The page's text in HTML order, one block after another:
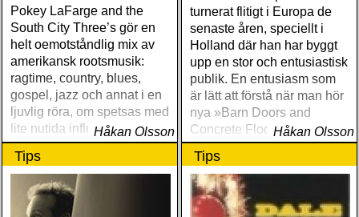
Pokey LaFarge and the
South City Three’s gör en
helt oemotståndlig mix av
amerikansk rootsmusik:
ragtime, country, blues,
gospel, jazz och annat i en
ljuvlig röra, om spetsas med
lite nutida influenserHåkan Olsson
turnerat flitigt i Europa de
senaste åren, speciellt i
Holland där han har byggt
upp en stor och entusiastisk
publik. En entusiasm som
är lätt att förstå när man hör
nya »Barn Doors and
Concrete Floors«Håkan Olsson
Tips Tips